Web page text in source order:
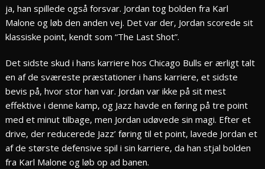
ja, han spillede også forsvar. Jordan tog bolden fra Karl
Malone og løb den anden vej. Det var der, Jordan scorede sit
klassiske point, kendt som “The Last Shot”.
Det sidste skud i hans karriere hos Chicago Bulls er ærligt talt
en af de sværeste præstationer i hans karriere, et sidste
bevis på, hvor stor han var. Jordan var ikke på sit mest
effektive i denne kamp, og Jazz havde en føring på tre point
med et minut tilbage, men Jordan udøvede sin magi. Efter et
drive, der reducerede Jazz’ føring til et point, lavede Jordan et
af de største defensive spil i sin karriere, da han stjal bolden
fra Karl Malone og løb op ad banen.